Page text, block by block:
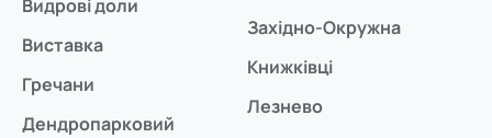
Видрові доли
Виставка
Гречани
Дендропарковий
Західно-Окружна
Книжківці
Лезнево